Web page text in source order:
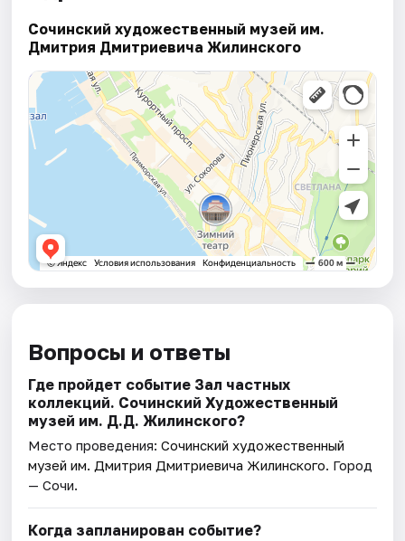
Сочинский художественный музей им.
Дмитрия Дмитриевича Жилинского
Вопросы и ответы
Где пройдет событие Зал частных
коллекций. Сочинский Художественный
музей им. Д.Д. Жилинского?
Место проведения:Сочинский художественный
музей им. Дмитрия Дмитриевича Жилинского. Город
— Сочи.
Когда запланирован событие?